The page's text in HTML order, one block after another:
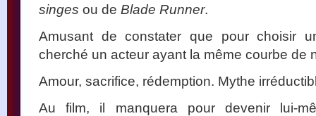
singes ou de Blade Runner.
Amusant de constater que pour choisir
cherché un acteur ayant la même courbe de
Amour, sacrifice, rédemption. Mythe
Au film, il manquera pour devenir lui-